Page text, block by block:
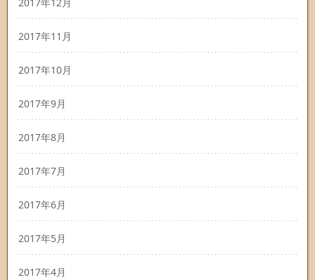
2017年12月
2017年11月
2017年10月
2017年9月
2017年8月
2017年7月
2017年6月
2017年5月
2017年4月